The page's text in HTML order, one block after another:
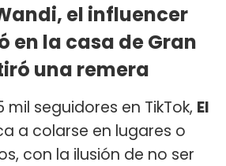
el influencer
en la casa de Gran
una remera
mil seguidores en TikTok, El
a colarse en lugares o
con la ilusión de no ser